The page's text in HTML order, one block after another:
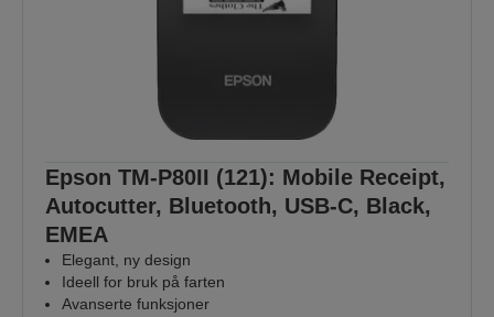
Epson TM-P80II (121): Mobile Receipt,
Autocutter, Bluetooth, USB-C, Black,
EMEA
Elegant, ny design
Ideell for bruk på farten
Avanserte funksjoner